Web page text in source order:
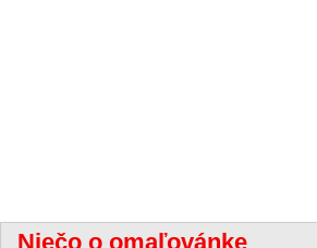
Niečo o omaľovánke